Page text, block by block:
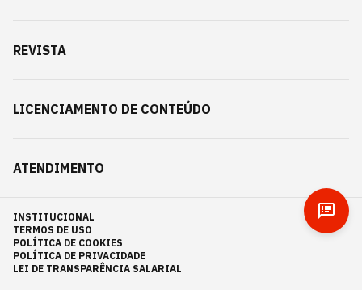
REVISTA
LICENCIAMENTO DE CONTEÚDO
ATENDIMENTO
INSTITUCIONAL
TERMOS DE USO
POLÍTICA DE COOKIES
POLÍTICA DE PRIVACIDADE
LEI DE TRANSPARÊNCIA SALARIAL